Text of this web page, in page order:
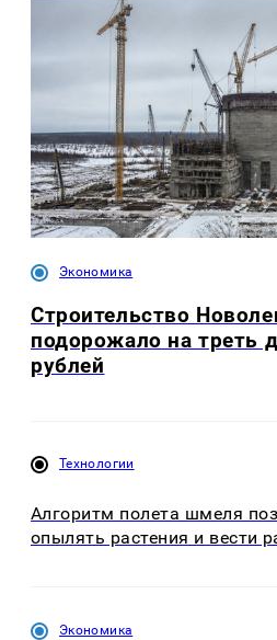
Экономика
Строительство
подорожало на треть
рублей
Технологии
Алгоритм полета шмеля
опылять растения и вести
Экономика